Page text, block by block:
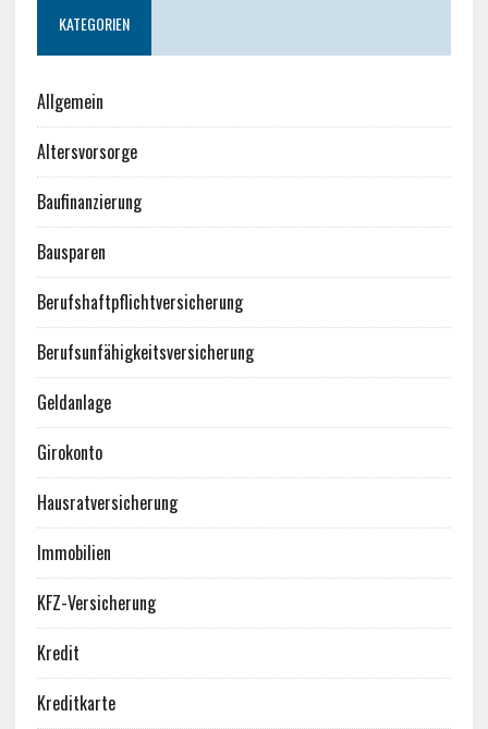
KATEGORIEN
Allgemein
Altersvorsorge
Baufinanzierung
Bausparen
Berufshaftpflichtversicherung
Berufsunfähigkeitsversicherung
Geldanlage
Girokonto
Hausratversicherung
Immobilien
KFZ-Versicherung
Kredit
Kreditkarte